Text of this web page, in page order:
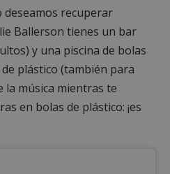
deseamos recuperar
Ballerson tienes un bar
y una piscina de bolas
plástico (también para
la música mientras te
en bolas de plástico: ¡es